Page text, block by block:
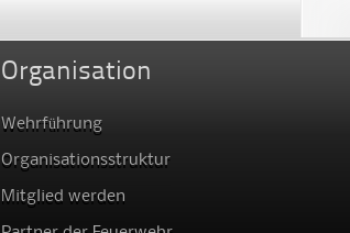
Organisation
Wehrführung
Organisationsstruktur
Mitglied werden